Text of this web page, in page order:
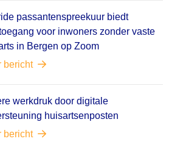
passantenspreekuur biedt
voor inwoners zonder vaste
in Bergen op Zoom
bericht
werkdruk door digitale
huisartsenposten
bericht